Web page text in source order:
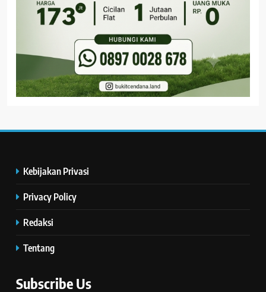
Kebijakan Privasi
Privacy Policy
Redaksi
Tentang
Subscribe Us